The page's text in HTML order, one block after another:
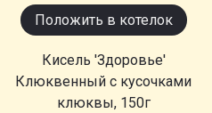
Положить в котелок
Кисель 'Здоровье'
Клюквенный с кусочками
клюквы, 150г